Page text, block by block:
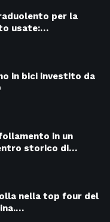
per la
usate:…
in bici investito da
in un
storico di…
nella top four del